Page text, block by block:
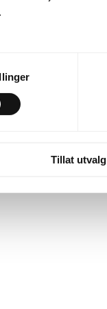
Tillat utvalg